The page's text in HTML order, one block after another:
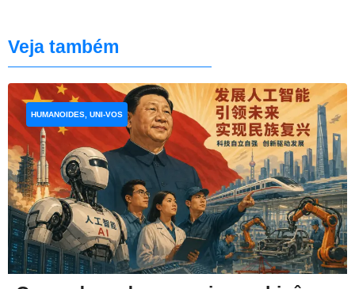
Veja também
HUMANOIDES, UNI-VOS